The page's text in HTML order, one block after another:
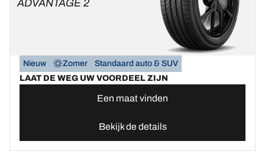
ADVANTAGE 2
Nieuw Zomer
Standaard auto & SUV
LAAT DE WEG UW VOORDEEL ZIJN
Een maat vinden
Bekijk de details